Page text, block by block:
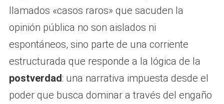
llamados «casos raros» que sacuden la
opinión pública no son aislados ni
espontáneos, sino parte de una corriente
estructurada que responde a la lógica de la
postverdad: una narrativa impuesta desde el
poder que busca dominar a través del engaño